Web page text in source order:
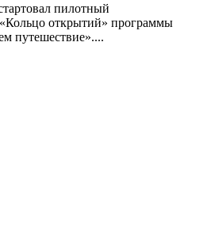
пилотный
открытий» программы
путешествие»....